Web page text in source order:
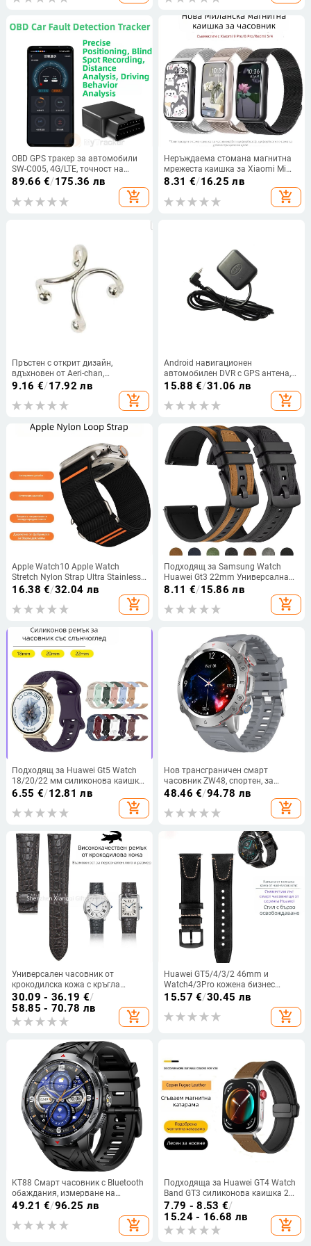
OBD GPS тракер за автомобили
SW-C005, 4G/LTE, точност на
позициониране 5–15 m,
захранване чрез OBD интерфейс,
аларми: вибрация, загуба на
89.66 €/175.36 лв
add_shopping_cart
Неръждаема стомана магнитна
мрежеста каишка за Xiaomi Mi
Band 8/9 Pro, миланезен стил
8.31 €/16.25 лв
add_shopping_cart
Пръстен с открит дизайн,
вдъхновен от Aeri-chan,
минималистичен и универсален
9.16 €/17.92 лв
add_shopping_cart
Android навигационен
автомобилен DVR с GPS антена,
сателитно позициониране и
15.88 €/31.06 лв
add_shopping_cart
Apple Watch10 Apple Watch
Stretch Nylon Strap Ultra Stainless
Steel Strap закопчалка за
16.38 €/32.04 лв
add_shopping_cart
Подходящ за Samsung Watch
Huawei Gt3 22mm Универсална
силиконова кожена каишка за
бързо освобождаване от кожа и
силиконова каишка за уши
8.11 €/15.86 лв
add_shopping_cart
Подходящ за Huawei Gt5 Watch
18/20/22 мм силиконова каишка
с модна катарама пеперуда и
6.55 €/12.81 лв
add_shopping_cart
Нов трансграничен смарт
часовник ZW48, спортен, за
телесна температура, здраве,
наблюдение на пулса, напомняне
за съобщения, смарт гривна
48.46 €/94.78 лв
add_shopping_cart
Универсален часовник от
крокодилска кожа с кръгла
каишка от истинска крокодилска
кожа и производители на едро на
склад
30.09 - 36.19 €/
58.85 - 70.78 лв
add_shopping_cart
Huawei GT5/4/3/2 46mm и
Watch4/3Pro кожена бизнес
презрамка за часовник, 22mm, за
15.57 €/30.45 лв
add_shopping_cart
KT88 Смарт часовник с Bluetooth
обаждания, измерване на
сърдечния ритъм и нивото на
компас и множество спортни
режими (7–14 дни живот на
49.21 €/96.25 лв
add_shopping_cart
Подходяща за Huawei GT4 Watch
Band GT3 силиконова каишка 22
мм опционална TPU кожена
сгъваема катарама Crazy Horse,
адаптивна каишка за Apple
Watch
7.79 - 8.53 €/
15.24 - 16.68 лв
add_shopping_cart